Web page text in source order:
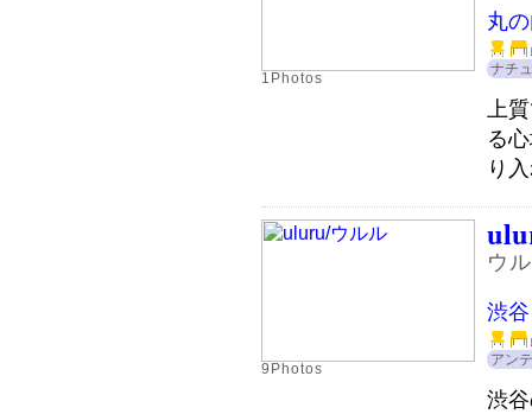
1Photos
丸
ナチ
上
る
り
9Photos
ウ
渋谷
アン
渋